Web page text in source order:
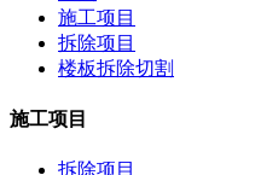
施工项目
拆除项目
楼板拆除切割
施工项目
拆除项目